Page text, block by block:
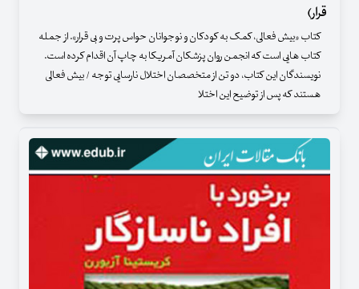
قرار)
کتاب «بیش فعالی، کمک به کودکان و نوجوانان حواس پرت و بی قرار». از جمله
کتاب هایی است که انجمن روان پزشکان آمریکا به چاپ آن اقدام کرده است.
نویسندگان این کتاب، دو تن از متخصصان اختلال نارسایی توجه / بیش فعالی
هستند که پس از توضیح این اختلا